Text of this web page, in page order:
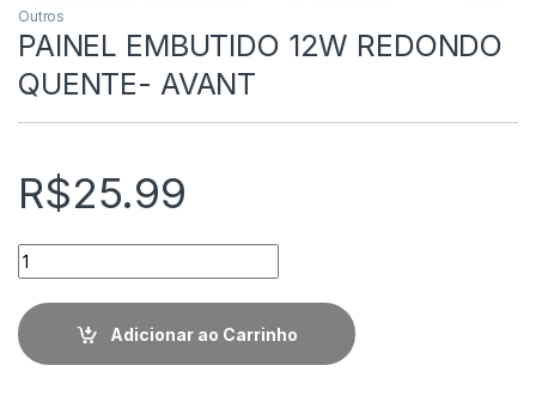
Outros
PAINEL EMBUTIDO 12W REDONDO
QUENTE- AVANT
R$25.99
Quantidade
Adicionar ao Carrinho